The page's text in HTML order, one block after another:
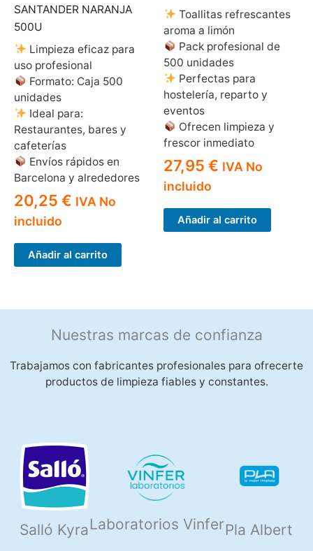
SANTANDER NARANJA
500U
Limpieza eficaz para
uso profesional
Formato: Caja 500
unidades
Ideal para:
Restaurantes, bares y
cafeterías
Envíos rápidos en
Barcelona y alrededores
20,25 € IVA No
incluido
Añadir al carrito
Toallitas refrescantes
aroma a limón
Pack profesional de
500 unidades
Perfectas para
hostelería, reparto y
eventos
Ofrecen limpieza y
frescor inmediato
27,95 € IVA No
incluido
Añadir al carrito
Nuestras marcas de confianza
Trabajamos con fabricantes profesionales para ofrecerte
productos de limpieza fiables y constantes.
Salló Kyra Laboratorios VinferPla Albert